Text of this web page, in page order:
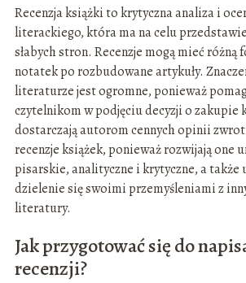
Recenzja książki to krytyczna analiza i
literackiego, która ma na celu
słabych stron. Recenzje mogą mieć
notatek po rozbudowane artykuły.
literaturze jest ogromne, ponieważ
czytelnikom w podjęciu decyzji o zakupie
dostarczają autorom cennych opinii
recenzje książek, ponieważ rozwijają one
pisarskie, analityczne i krytyczne, a także
dzielenie się swoimi przemyśleniami z
literatury.
Jak przygotować się do
recenzji?